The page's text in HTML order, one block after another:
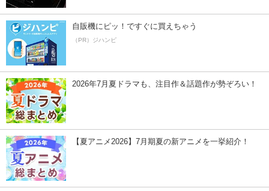
自販機にピッ！ですぐに買えちゃう
（PR）ジハンピ
2026年7月夏ドラマも、注目作＆話題作が勢ぞろい！
【夏アニメ2026】7月期夏の新アニメを一挙紹介！